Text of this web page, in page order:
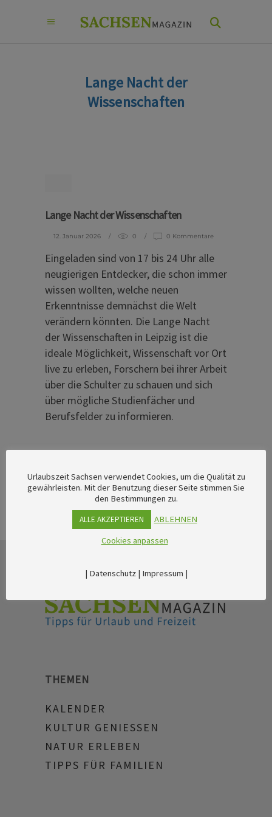
Lange Nacht der
Wissenschaften
Lange Nacht der Wissenschaften
12. Januar 2026 0 0 Kommentare
Eingeladen sind von 17 bis 24 Uhr alle
neugierigen Entdecker, die schon immer
wissen wollten, welche neuen
Erkenntnisse demnächst die Welt
verändern könnten. Die Lange Nacht
der Wissenschaften in Leipzig ist die
ideale Möglichkeit, Wissenschaft vor Ort
live zu erleben, Forschern bei ihrer Arbeit
über die Schulter zu schauen und sich
über mögliche Studienfächer und
Berufsfelder zu informieren.
THEMEN
KALENDER
KULTUR GENIESSEN
NATUR ERLEBEN
TIPPS FÜR FAMILIEN
Urlaubszeit Sachsen verwendet Cookies, um die Qualität zu
gewährleisten. Mit der Benutzung dieser Seite stimmen Sie
den Bestimmungen zu.
ALLE AKZEPTIEREN
ABLEHNEN
Cookies anpassen
| Datenschutz| Impressum |